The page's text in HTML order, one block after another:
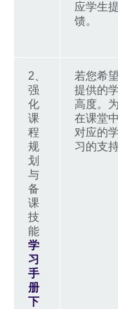
应学生
馈。
2、
强
化
课
程
规
划
与
备
课
技
能
学
习
手
册
下
若您希
提供的
高度。
在课堂
对应的
习的支持